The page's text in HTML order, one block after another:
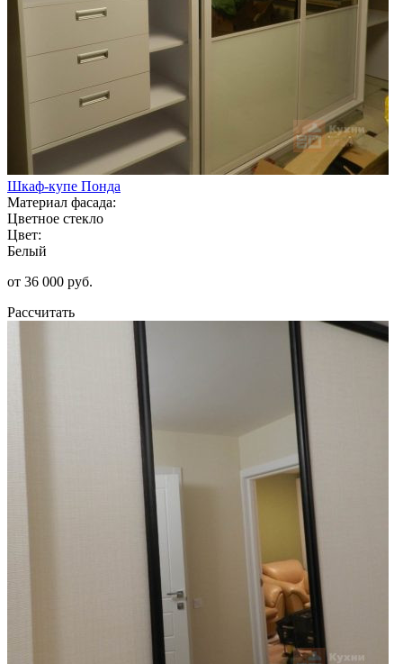
Шкаф-купе Понда
Материал фасада:
Цветное стекло
Цвет:
Белый
от 36 000 руб.
Рассчитать